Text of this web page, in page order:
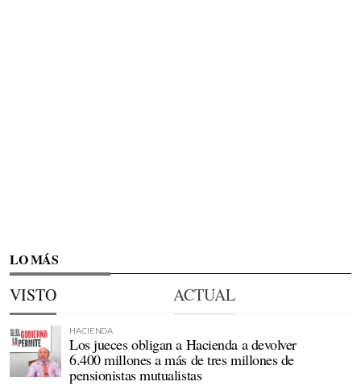
LO MÁS
VISTO ACTUAL
HACIENDA
Los jueces obligan a Hacienda a devolver
6.400 millones a más de tres millones de
pensionistas mutualistas